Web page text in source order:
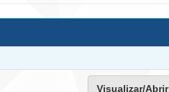
Visualizar/Abrir